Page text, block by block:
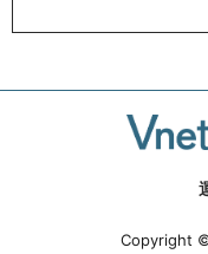
Copyright